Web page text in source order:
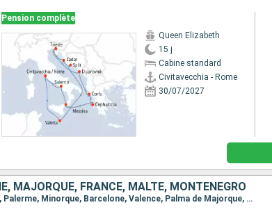
Pension complète
Queen Elizabeth
15 j
Cabine standard
Civitavecchia - Rome
30/07/2027
MAJORQUE, FRANCE, MALTE, MONTÉNÉGRO
Itinéraire : Trieste, Dubrovnik, Messine (Détroit), Palerme, Minorque, Barcelone, Valence, Palma de Majorque, Ajaccio, La Spezia, Civitavecchia - Rome, La Valette, Kotor, Split, Zadar, Trieste